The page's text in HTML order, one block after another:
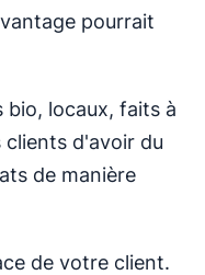
pourrait
bio, locaux, faits à
d'avoir du
de manière
de votre client.